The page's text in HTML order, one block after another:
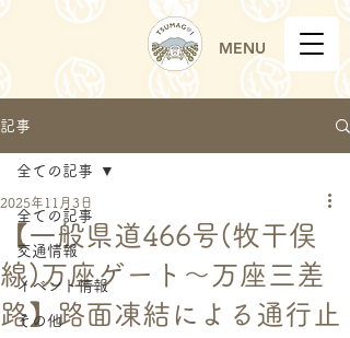
MENU
記事
全ての記事
交通情報
イベント情報
その他
全ての記事
【一般県道466号(牧干俣
線)万座ゲート～万座三差
路】路面凍結による通行止
2025年11月3日